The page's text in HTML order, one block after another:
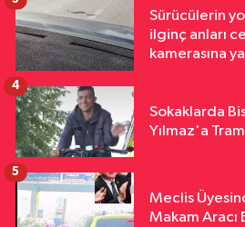
Sürücülerin
ilginç anları
kamerasına
Sokaklarda
Yılmaz'a
4
Meclis
Makam Aracı
5